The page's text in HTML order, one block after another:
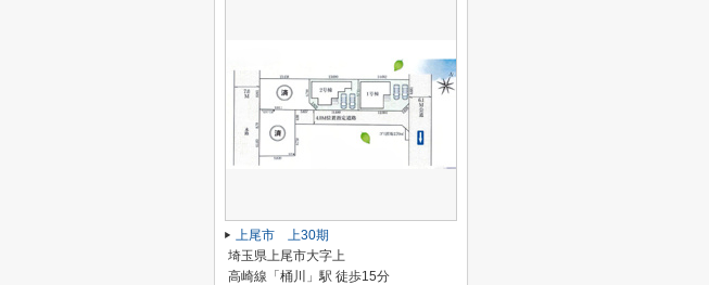
上尾市 上30期
埼玉県上尾市大字上
高崎線「桶川」駅 徒歩15分